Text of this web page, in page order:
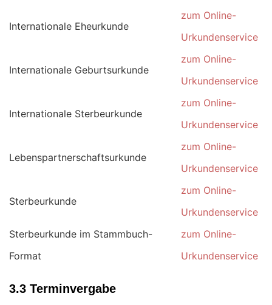
Internationale Eheurkunde
zum Online-
Urkundenservice
Internationale Geburtsurkunde
zum Online-
Urkundenservice
Internationale Sterbeurkunde
zum Online-
Urkundenservice
Lebenspartnerschaftsurkunde
zum Online-
Urkundenservice
Sterbeurkunde
zum Online-
Urkundenservice
Sterbeurkunde im Stammbuch-
Format
zum Online-
Urkundenservice
3.3 Terminvergabe